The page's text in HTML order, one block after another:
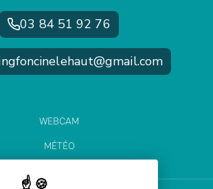
03 84 51 92 76
WEBCAM
MÉTÉO